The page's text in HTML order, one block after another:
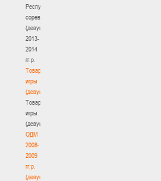
Республиканские
соревнования
(девушки)
2013-
2014
гг.р.
Товарищеские
игры
(девушки)
Товарищеские
игры
(девушки)
ОДМ
2008-
2009
гг.р.
(девушки)